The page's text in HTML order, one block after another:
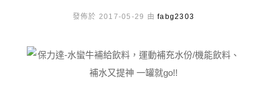
發佈於 2017-05-29 由fabg2303